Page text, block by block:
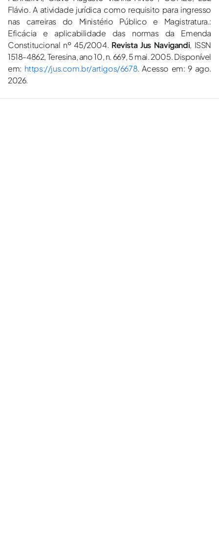
Flávio. A atividade jurídica como requisito para ingresso
nas carreiras do Ministério Público e Magistratura.:
Eficácia e aplicabilidade das normas da Emenda
Constitucional nº 45/2004. Revista Jus Navigandi, ISSN
1518-4862, Teresina, ano 10, n. 669, 5 mai. 2005. Disponível
em: https://jus.com.br/artigos/6678. Acesso em: 9 ago.
2026.